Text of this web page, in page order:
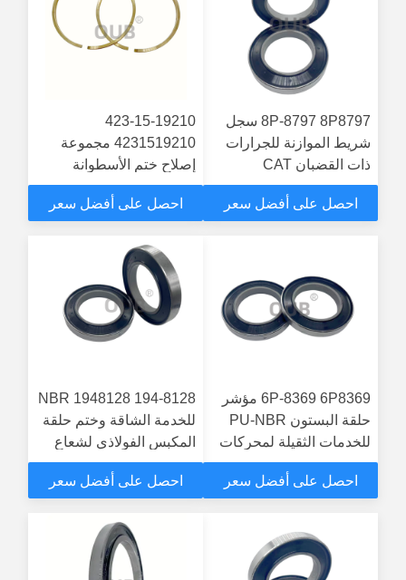
8P-8797 8P8797 سجل
شريط الموازنة للجرارات
ذات القضبان CAT
D10/D11 شريط الموازنة
D11R، D11T
احصل على أفضل سعر
423-15-19210
4231519210 مجموعة
إصلاح ختم الأسطوانة
الكاملة لجهاز كوماتسو
لتحميل العجلات النظام
HD325-6W
احصل على أفضل سعر
6P-8369 6P8369 مؤشر
حلقة البستون PU-NBR
للخدمات الثقيلة لمحركات
CAT D9R D9R، D9T
احصل على أفضل سعر
194-8128 1948128 NBR
للخدمة الشاقة وختم حلقة
المكبس الفولاذي لشعاع
التوازن CAT D11 D11R،
D11T
احصل على أفضل سعر